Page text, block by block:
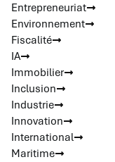
Entrepreneuriat
Environnement
Fiscalité
IA
Immobilier
Inclusion
Industrie
Innovation
International
Maritime